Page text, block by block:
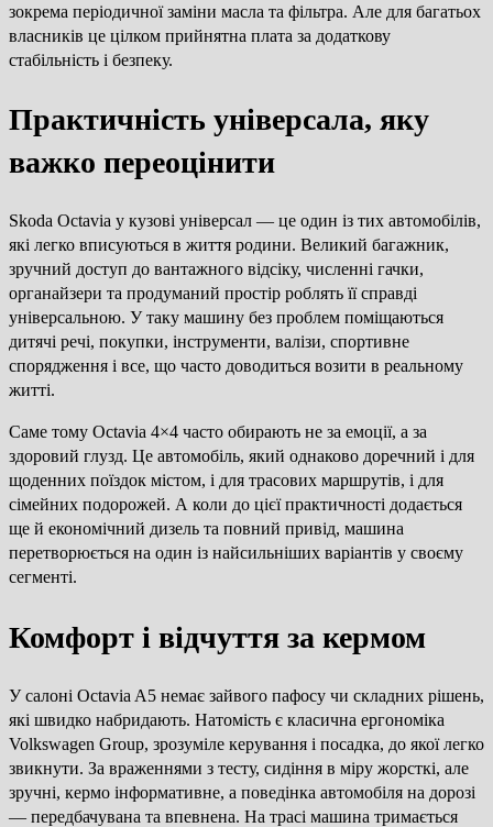
зокрема періодичної заміни масла та фільтра. Але для багатьох
власників це цілком прийнятна плата за додаткову
стабільність і безпеку.
Практичність універсала, яку
важко переоцінити
Skoda Octavia у кузові універсал — це один із тих автомобілів,
які легко вписуються в життя родини. Великий багажник,
зручний доступ до вантажного відсіку, численні гачки,
органайзери та продуманий простір роблять її справді
універсальною. У таку машину без проблем поміщаються
дитячі речі, покупки, інструменти, валізи, спортивне
спорядження і все, що часто доводиться возити в реальному
житті.
Саме тому Octavia 4×4 часто обирають не за емоції, а за
здоровий глузд. Це автомобіль, який однаково доречний і для
щоденних поїздок містом, і для трасових маршрутів, і для
сімейних подорожей. А коли до цієї практичності додається
ще й економічний дизель та повний привід, машина
перетворюється на один із найсильніших варіантів у своєму
сегменті.
Комфорт і відчуття за кермом
У салоні Octavia A5 немає зайвого пафосу чи складних рішень,
які швидко набридають. Натомість є класична ергономіка
Volkswagen Group, зрозуміле керування і посадка, до якої легко
звикнути. За враженнями з тесту, сидіння в міру жорсткі, але
зручні, кермо інформативне, а поведінка автомобіля на дорозі
— передбачувана та впевнена. На трасі машина тримається